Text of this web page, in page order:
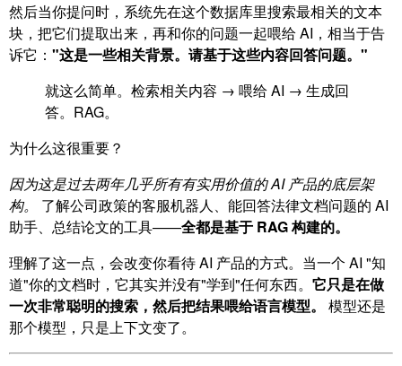
然后当你提问时，系统先在这个数据库里搜索最相关的文本
块，把它们提取出来，再和你的问题一起喂给 AI，相当于告
诉它： "这是一些相关背景。请基于这些内容回答问题。"
就这么简单。检索相关内容 → 喂给 AI → 生成回
答。RAG。
为什么这很重要？
因为这是过去两年几乎所有有实用价值的 AI 产品的底层架
构。
了解公司政策的客服机器人、能回答法律文档问题的 AI
助手、总结论文的工具——全都是基于 RAG 构建的。
理解了这一点，会改变你看待 AI 产品的方式。当一个 AI "知
道"你的文档时，它其实并没有"学到"任何东西。 它只是在做
一次非常聪明的搜索，然后把结果喂给语言模型。
模型还是
那个模型，只是上下文变了。